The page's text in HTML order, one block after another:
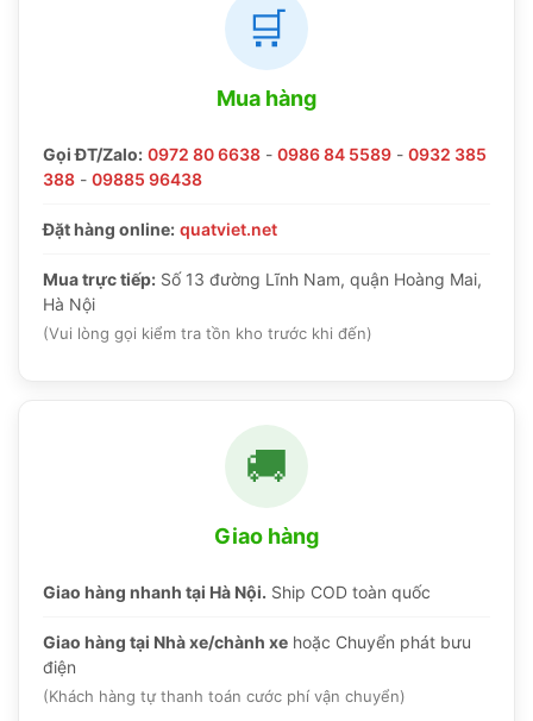
🛒
Mua hàng
Gọi ĐT/Zalo: 0972 80 6638 - 0986 84 5589 - 0932 385
388 - 09885 96438
Đặt hàng online: quatviet.net
Mua trực tiếp: Số 13 đường Lĩnh Nam, quận Hoàng Mai,
Hà Nội
(Vui lòng gọi kiểm tra tồn kho trước khi đến)
🚚
Giao hàng
Giao hàng nhanh tại Hà Nội. Ship COD toàn quốc
Giao hàng tại Nhà xe/chành xe hoặc Chuyển phát bưu
điện
(Khách hàng tự thanh toán cước phí vận chuyển)